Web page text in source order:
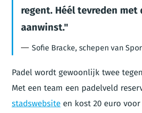
regent. Héél tevreden met
aanwinst.
Sofie Bracke, schepen van
Padel wordt gewoonlijk twee
Met een team een padelveld
stadswebsite en kost 20 euro